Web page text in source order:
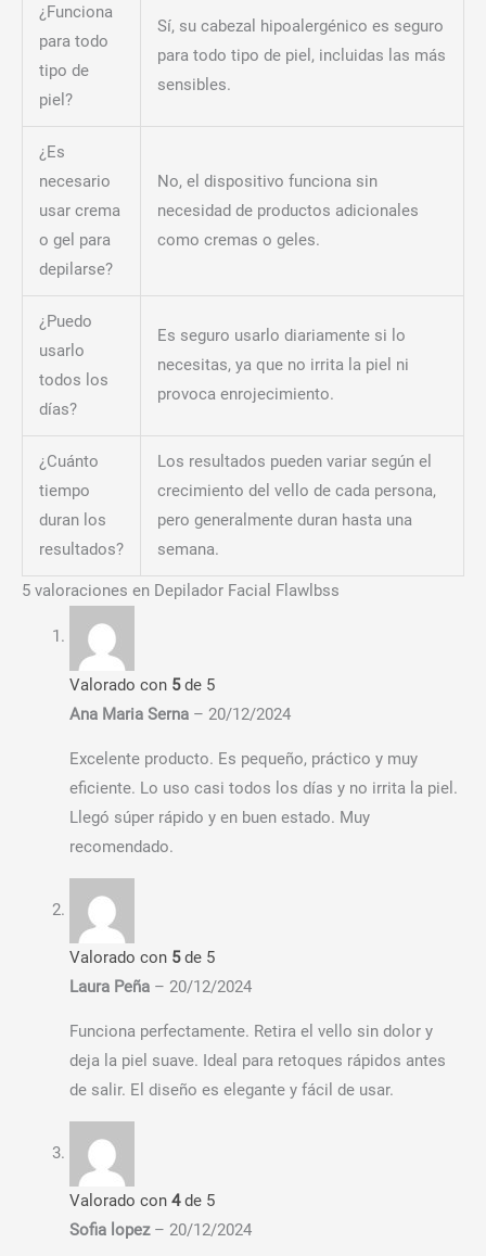
¿Funciona
para todo
tipo de
piel?
Sí, su cabezal hipoalergénico es seguro
para todo tipo de piel, incluidas las más
sensibles.
¿Es
necesario
usar crema
o gel para
depilarse?
No, el dispositivo funciona sin
necesidad de productos adicionales
como cremas o geles.
¿Puedo
usarlo
todos los
días?
Es seguro usarlo diariamente si lo
necesitas, ya que no irrita la piel ni
provoca enrojecimiento.
¿Cuánto
tiempo
duran los
resultados?
Los resultados pueden variar según el
crecimiento del vello de cada persona,
pero generalmente duran hasta una
semana.
5 valoraciones en Depilador Facial Flawlbss
Valorado con 5de 5
Ana Maria Serna – 20/12/2024
Excelente producto. Es pequeño, práctico y muy
eficiente. Lo uso casi todos los días y no irrita la piel.
Llegó súper rápido y en buen estado. Muy
recomendado.
Valorado con 5de 5
Laura Peña – 20/12/2024
Funciona perfectamente. Retira el vello sin dolor y
deja la piel suave. Ideal para retoques rápidos antes
de salir. El diseño es elegante y fácil de usar.
Valorado con 4de 5
Sofia lopez – 20/12/2024